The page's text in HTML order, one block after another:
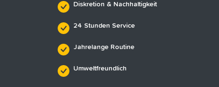
Diskretion & Nachhaltigkeit
24 Stunden Service
Jahrelange Routine
Umweltfreundlich